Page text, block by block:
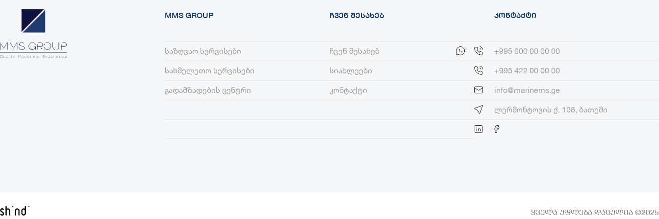
MMS GROUP
საზღვაო სერვისები
სახმელეთო სერვისები
გადამზადების ცენტრი
ᲩᲕᲔᲜ ᲨᲔᲡᲐᲮᲔᲑ
ჩვენ შესახებ
სიახლეები
კონტაქტი
ᲙᲝᲜᲢᲐᲥᲢᲘ
+995 000 00 00 00
+995 422 00 00 00
info@marinems.ge
ლერმონტოვის ქ. 108, ბათუმი
ყველა უფლება დაცულია ©2025